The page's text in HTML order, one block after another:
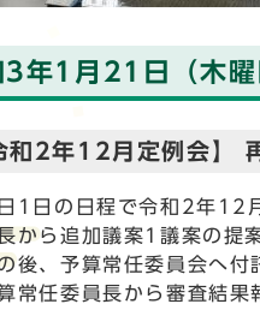
3年1月21日（木曜
和2年12月定例会】
1日の日程で令和2年12
から追加議案1議案の提
、予算常任委員会へ付
任委員長から審査結果